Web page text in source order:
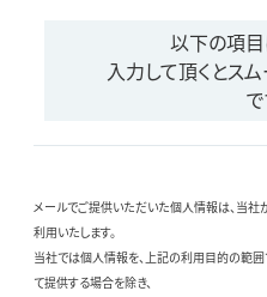
以下の項目
入力して頂くとス
で
メールでご提供いただいた個人情報は、当
利用いたします。
当社では個人情報を、上記の利用目的の範
て提供する場合を除き、